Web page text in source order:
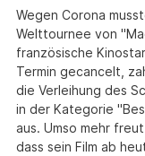
Wegen Corona
Welttournee von
französische
Termin gecancelt,
die Verleihung des
in der Kategorie
aus. Umso mehr
dass sein Film ab